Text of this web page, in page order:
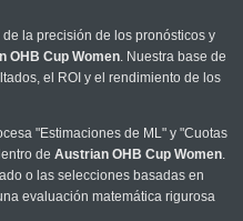
la precisión de los pronósticos y
OHB Cup Women. Nuestra base de
el ROI y el rendimiento de los
"Estimaciones de ML" y "Cuotas
de Austrian OHB Cup Women.
o las selecciones basadas en
evaluación matemática rigurosa